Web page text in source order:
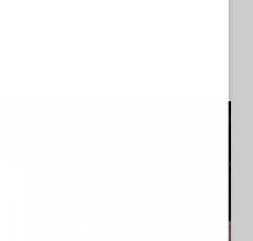
labor humanitaria digna de